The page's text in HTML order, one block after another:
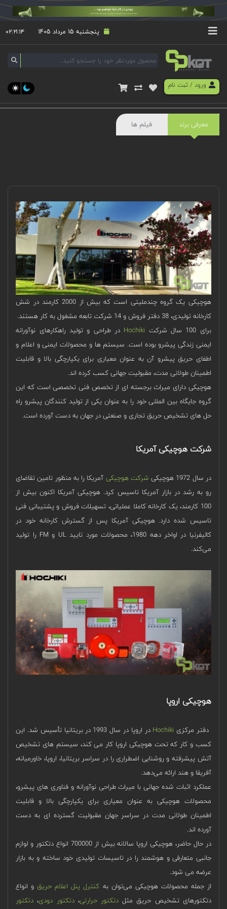
پنجشنبه 15 مرداد 1405 ۰۲:۲۱:۱۵
ورود/ ثبت نام
معرفی برند فیلم ها
هوچیکی یک گروه چندملیتی است که بیش از 2000 کارمند در شش
کارخانه تولیدی، 38 دفتر فروش و 14 شرکت تابعه مشغول به کار هستند.
برای 100 سال شرکت
Hochiki در طراحی و تولید راهکارهای نوآورانه
ایمنی زندگی پیشرو بوده است. سیستم‌ ها و محصولات ایمنی و اعلام و
اطفای حریق پیشرو آن به عنوان معیاری برای یکپارچگی بالا و قابلیت
اطمینان طولانی مدت، مقبولیت جهانی کسب کرده‌ اند.
هوچیکی دارای میراث برجسته ای از تخصص فنی تخصصی است که این
گروه جایگاه بین المللی خود را به عنوان یکی از تولید کنندگان پیشرو راه
حل های تشخیص حریق تجاری و صنعتی در جهان به دست آورده است.
شرکت هوچیکی آمریکا
در سال 1972 هوچیکی شرکت هوچیکی آمریکا را به منظور تامین تقاضای
رو به رشد در بازار آمریکا تاسیس کرد. هوچیکی آمریکا اکنون بیش از
100 کارمند، یک کارخانه کاملا عملیاتی، تسهیلات فروش و پشتیبانی فنی
تاسیس شده دارد. هوچیکی آمریکا پس از گسترش کارخانه خود در
کالیفرنیا در اواخر دهه 1980، محصولات مورد تایید UL و FM را تولید
می‌کند.
هوچیکی اروپا
دفتر مرکزی Hochiki
در اروپا در سال 1993 در بریتانیا تأسیس شد. این
کسب و کار که تحت هوچیکی اروپا کار می کند، سیستم‌ های تشخیص
آتش پیشرفته و روشنایی اضطراری را در سراسر بریتانیا، اروپا، خاورمیانه،
آفریقا و هند ارائه می‌دهد.
عملکرد اثبات شده جهانی با میراث طراحی نوآورانه و فناوری های پیشرو،
محصولات هوچیکی به عنوان معیاری برای یکپارچگی بالا و قابلیت
اطمینان طولانی مدت در سراسر جهان مقبولیت گسترده ای به دست
آورده اند.
در حال حاضر، هوچیکی اروپا سالانه بیش از 700000 انواع دتکتور و لوازم
جانبی متعارفی و هوشمند را در تاسیسات تولیدی خود ساخته و به بازار
عرضه می‌ شود.
از جمله محصولات هوچیکی می‌توان به کنترل پنل اعلام حریقو انواع
دتکتورهای تشخیص حریق مثل دتکتور حرارتی،دتکتور دودی، دتکتور